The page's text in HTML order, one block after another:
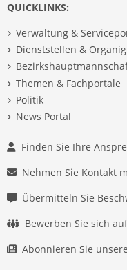
QUICKLINKS:
Verwaltung &
Dienststellen &
Themen & Fachportale
Politik
News Portal
Finden Sie Ihre
Nehmen Sie Kontakt
Übermitteln Sie
Bewerben Sie sich
Abonnieren Sie